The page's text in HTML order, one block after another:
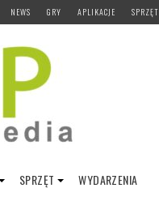
NEWS GRY APLIKACJE SPRZĘT
SPRZĘT WYDARZENIA